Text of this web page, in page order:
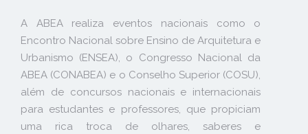
A ABEA realiza eventos nacionais como o
Encontro Nacional sobre Ensino de Arquitetura e
Urbanismo (ENSEA), o Congresso Nacional da
ABEA (CONABEA) e o Conselho Superior (COSU),
além de concursos nacionais e internacionais
para estudantes e professores, que propiciam
uma rica troca de olhares, saberes e